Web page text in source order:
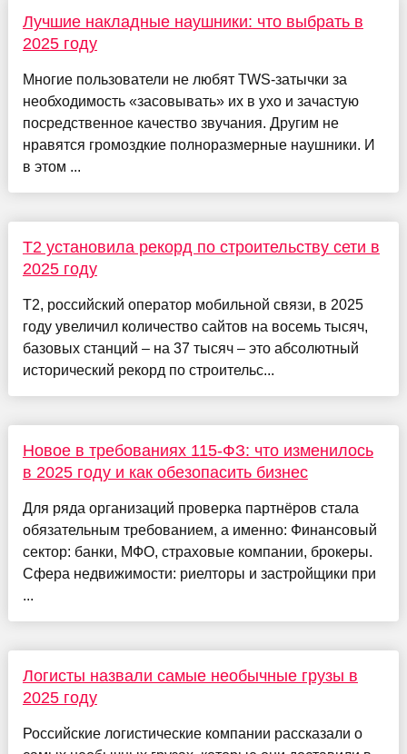
Лучшие накладные наушники: что выбрать в
2025 году
Многие пользователи не любят TWS-затычки за
необходимость «засовывать» их в ухо и зачастую
посредственное качество звучания. Другим не
нравятся громоздкие полноразмерные наушники. И
в этом ...
T2 установила рекорд по строительству сети в
2025 году
T2, российский оператор мобильной связи, в 2025
году увеличил количество сайтов на восемь тысяч,
базовых станций – на 37 тысяч – это абсолютный
исторический рекорд по строительс...
Новое в требованиях 115-ФЗ: что изменилось
в 2025 году и как обезопасить бизнес
Для ряда организаций проверка партнёров стала
обязательным требованием, а именно: Финансовый
сектор: банки, МФО, страховые компании, брокеры.
Сфера недвижимости: риелторы и застройщики при
...
Логисты назвали самые необычные грузы в
2025 году
Российские логистические компании рассказали о